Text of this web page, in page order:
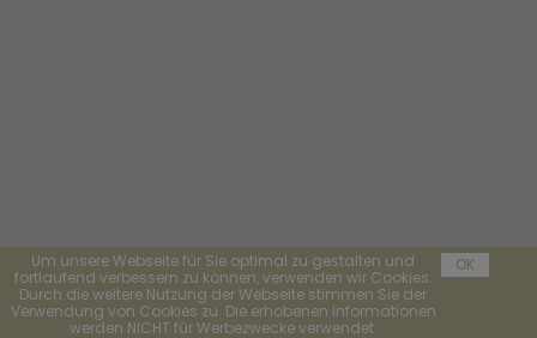
Um unsere Webseite für Sie optimal zu gestalten und
fortlaufend verbessern zu können, verwenden wir Cookies.
Durch die weitere Nutzung der Webseite stimmen Sie der
Verwendung von Cookies zu. Die erhobenen Informationen
werden NICHT für Werbezwecke verwendet.
OK